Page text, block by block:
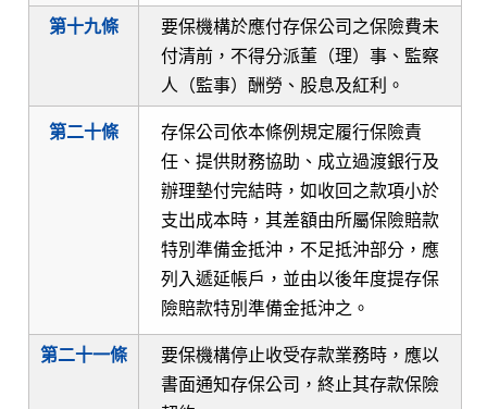
第十九條
要保機構於應付存保公司之保險費未
付清前，不得分派董（理）事、監察
人（監事）酬勞、股息及紅利。
第二十條
存保公司依本條例規定履行保險責
任、提供財務協助、成立過渡銀行及
辦理墊付完結時，如收回之款項小於
支出成本時，其差額由所屬保險賠款
特別準備金抵沖，不足抵沖部分，應
列入遞延帳戶，並由以後年度提存保
險賠款特別準備金抵沖之。
第二十一條
要保機構停止收受存款業務時，應以
書面通知存保公司，終止其存款保險